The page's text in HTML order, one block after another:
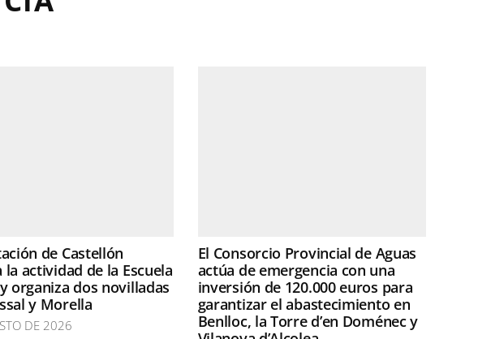
de Castellón
actividad de la Escuela
organiza dos novilladas
y Morella
DE 2026
El Consorcio Provincial de Aguas
actúa de emergencia con una
inversión de 120.000 euros para
garantizar el abastecimiento en
Benlloc, la Torre d’en Doménec y